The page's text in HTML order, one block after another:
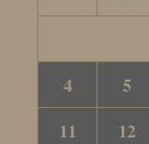
4
5
11
12